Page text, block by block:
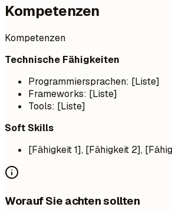
Kompetenzen
Kompetenzen
Technische Fähigkeiten
Programmiersprachen: [Liste]
Frameworks: [Liste]
Tools: [Liste]
Soft Skills
[Fähigkeit 1], [Fähigkeit 2],
Worauf Sie achten sollten